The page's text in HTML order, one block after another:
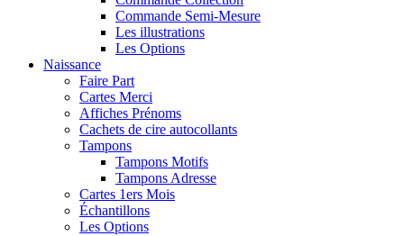
Commande Semi-Mesure
Les illustrations
Les Options
Naissance
Faire Part
Cartes Merci
Affiches Prénoms
Cachets de cire autocollants
Tampons
Tampons Motifs
Tampons Adresse
Cartes 1ers Mois
Échantillons
Les Options